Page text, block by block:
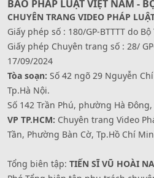
BÁO PHÁP LUẬT VIỆT NAM -
CHUYÊN TRANG VIDEO PHÁP
Giấy phép số : 180/GP-BTTTT do
Giấy phép Chuyên trang số : 28/
17/09/2024
Tòa soạn: Số 42 ngõ 29 Nguyễn
Tp.Hà Nội.
Số 142 Trần Phú, phường Hà Đông,
VP TP.HCM: Chuyên trang Video
Tần, Phường Bàn Cờ, Tp.Hồ Chí
Tổng biên tập: TIẾN SĨ VŨ HOÀI